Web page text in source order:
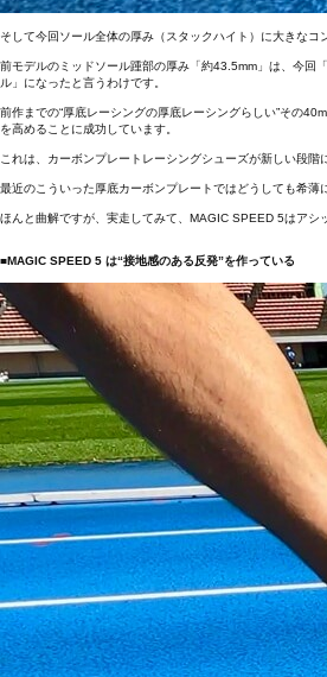
そして今回ソール全体の厚み（スタックハイト）に大きな
前モデルのミッドソール踵部の厚み「約43.5mm」は、今回
ル」になったと言うわけです。
前作までの“厚底レーシングの厚底レーシングらしい”その
を高めることに成功しています。
これは、カーボンプレートレーシングシューズが新しい段階
最近のこういった厚底カーボンプレートではどうしても希薄
ほんと曲解ですが、実走してみて、MAGIC SPEED 5はアシ
■MAGIC SPEED 5 は“接地感のある反発”を作っている